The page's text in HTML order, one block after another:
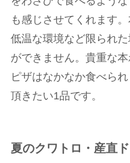
も感じさせてくれます
低温な環境など限られ
ができません。貴重な
ピザはなかなか食べら
頂きたい1品です。
夏のクワトロ・産直